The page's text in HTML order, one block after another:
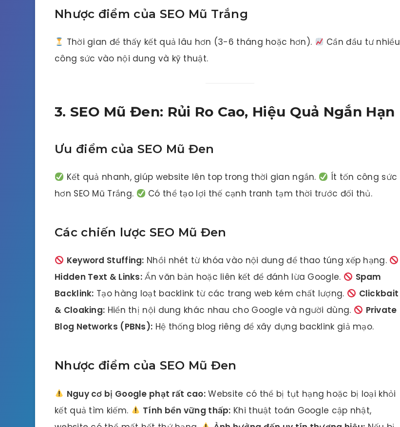
Nhược điểm của SEO Mũ Trắng
Thời gian để thấy kết quả lâu hơn (3-6 tháng hoặc hơn).
Cần đầu tư nhiều
công sức vào nội dung và kỹ thuật.
3. SEO Mũ Đen: Rủi Ro Cao, Hiệu Quả Ngắn Hạn
Ưu điểm của SEO Mũ Đen
Kết quả nhanh, giúp website lên top trong thời gian ngắn.
Ít tốn công sức
hơn SEO Mũ Trắng.
Có thể tạo lợi thế cạnh tranh tạm thời trước đối thủ.
Các chiến lược SEO Mũ Đen
Keyword Stuffing: Nhồi nhét từ khóa vào nội dung để thao túng xếp hạng.
Hidden Text & Links: Ẩn văn bản hoặc liên kết để đánh lừa Google.
Spam
Backlink: Tạo hàng loạt backlink từ các trang web kém chất lượng.
Clickbait
& Cloaking: Hiển thị nội dung khác nhau cho Google và người dùng.
Private
Blog Networks (PBNs): Hệ thống blog riêng để xây dựng backlink giả mạo.
Nhược điểm của SEO Mũ Đen
Nguy cơ bị Google phạt rất cao: Website có thể bị tụt hạng hoặc bị loại khỏi
kết quả tìm kiếm.
Tính bền vững thấp: Khi thuật toán Google cập nhật,